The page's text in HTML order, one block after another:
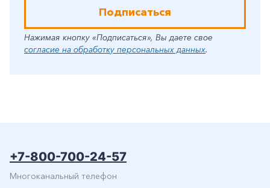
Подписаться
Нажимая кнопку «Подписаться», Вы даете свое
согласие на обработку персональных данных.
+7-800-700-24-57
Многоканальный телефон